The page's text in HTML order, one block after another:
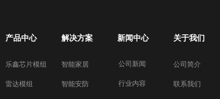
产品中心
乐鑫芯片模组
雷达模组
解决方案
智能家居
智能安防
新闻中心
公司新闻
行业内容
关于我们
公司简介
联系我们